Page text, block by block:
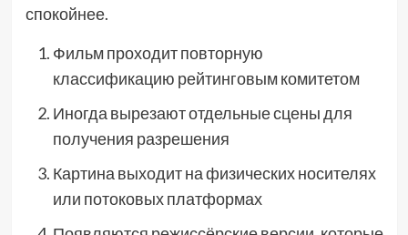
спокойнее.
Фильм проходит повторную
классификацию рейтинговым комитетом
Иногда вырезают отдельные сцены для
получения разрешения
Картина выходит на физических носителях
или потоковых платформах